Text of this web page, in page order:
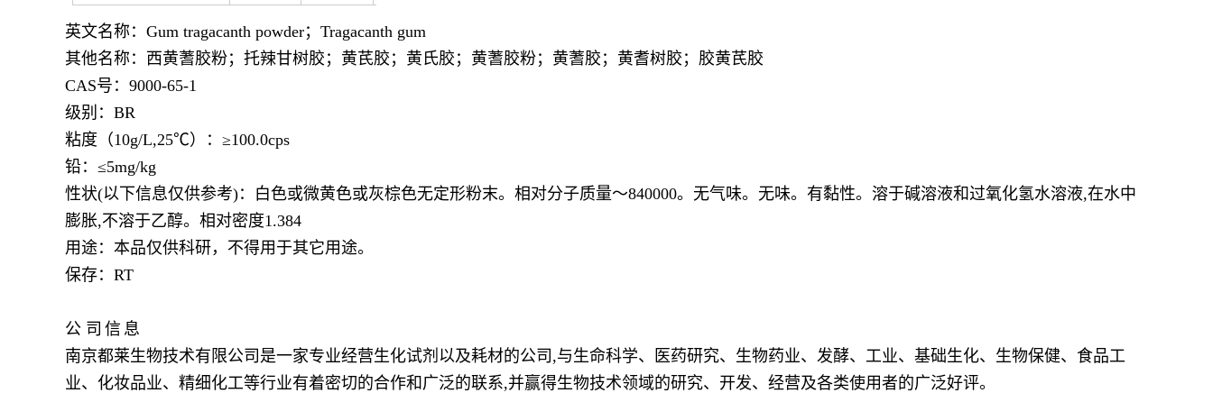
英文名称： Gum tragacanth powder；Tragacanth gum
其他名称：西黄蓍胶粉；托辣甘树胶；黄芪胶；黄氏胶；黄蓍胶粉；黄蓍胶；黄耆树胶；胶黄芪胶
CAS号：9000-65-1
级别： BR
粘度（10g/L,25℃）：≥100.0cps
铅： ≤5mg/kg
性状(以下信息仅供参考)：白色或微黄色或灰棕色无定形粉末。相对分子质量～840000。无气味。无味。有黏性。溶于碱溶液和过氧化氢水溶液,在水中
膨胀,不溶于乙醇。相对密度1.384
用途：本品仅供科研，不得用于其它用途。
保存： RT
公 司 信 息
南京都莱生物技术有限公司是一家专业经营生化试剂以及耗材的公司,与生命科学、医药研究、生物药业、发酵、工业、基础生化、生物保健、食品工
业、化妆品业、精细化工等行业有着密切的合作和广泛的联系,并赢得生物技术领域的研究、开发、经营及各类使用者的广泛好评。